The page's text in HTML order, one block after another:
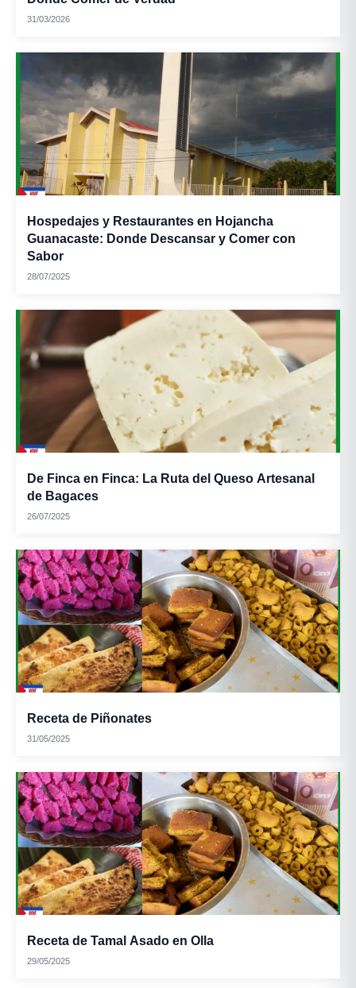
31/03/2026
Hospedajes y Restaurantes en Hojancha
Guanacaste: Donde Descansar y Comer con
Sabor
28/07/2025
De Finca en Finca: La Ruta del Queso Artesanal
de Bagaces
26/07/2025
Receta de Piñonates
31/05/2025
Receta de Tamal Asado en Olla
29/05/2025